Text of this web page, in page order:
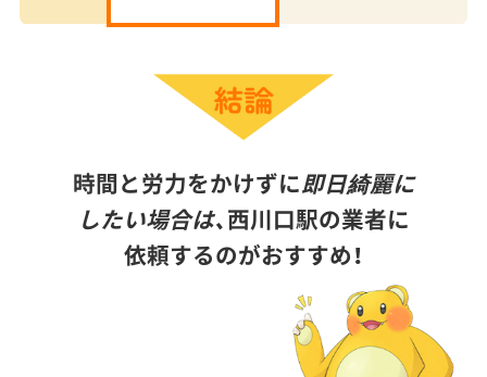
時間と労力をかけずに即日綺麗に
したい場合は、西川口駅の業者に
依頼するのがおすすめ！